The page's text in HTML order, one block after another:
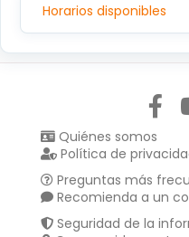
Horarios disponibles
Quiénes somos
Política de
Preguntas más
Recomienda a un
Seguridad de la